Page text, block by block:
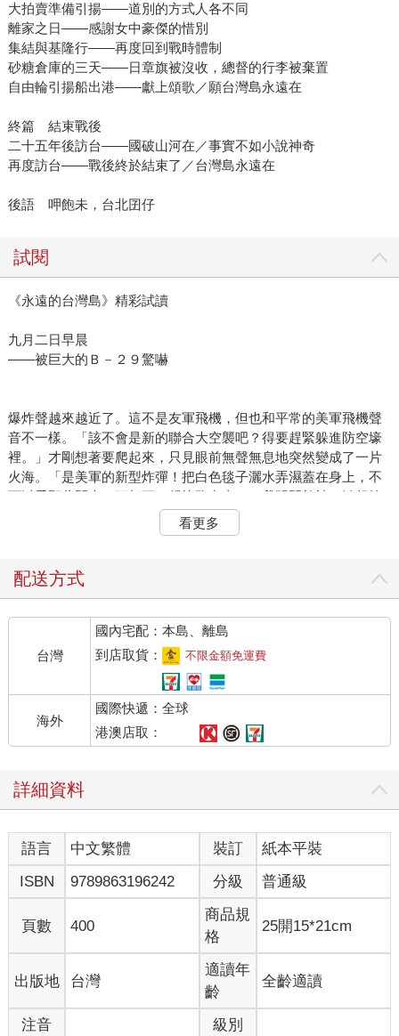
大拍賣準備引揚——道別的方式人各不同
離家之日——感謝女中豪傑的惜別
集結與基隆行——再度回到戰時體制
砂糖倉庫的三天——日章旗被沒收，總督的行李被棄置
自由輪引揚船出港——獻上頌歌／願台灣島永遠在
終篇 結束戰後
二十五年後訪台——國破山河在／事實不如小說神奇
再度訪台——戰後終於結束了／台灣島永遠在
後語 呷飽未，台北囝仔
試閱
《永遠的台灣島》精彩試讀
九月二日早晨
——被巨大的Ｂ－２９驚嚇
爆炸聲越來越近了。這不是友軍飛機，但也和平常的美軍飛機聲
音不一樣。「該不會是新的聯合大空襲吧？得要趕緊躲進防空壕
裡。」才剛想著要爬起來，只見眼前無聲無息地突然變成了一片
火海。「是美軍的新型炸彈！把白色毯子灑水弄濕蓋在身上，不
可以看那些閃光，頭朝下，趕快跑出去！」我踢開棉被、掀起蚊
帳，卻看見滿室燦爛的夏日陽光。
我究竟身在何處？這是哪裡？新型炸彈並沒有落下來。看得見庭
了圍牆和院子裡的樹。
這個家被徵召投入戰爭。在山裡待了好久，逐漸被戰爭逼到無路
可走，大勢已去，覺悟要從容就死了，突然間，戰爭結束了。
就好像在大海裡漂流到筋疲力竭，已經放棄掙扎決定淪為波臣，
卻發現其實身在淺灘，腳可以踩到底站起來。這次的戰敗總讓人
回想起來很不是滋味。
感覺也像是正要渡過冥河，卻被閻羅王喝令回頭似地。總而言
之，四天之前，我活著回到了這個家裡。當晚吃過飯之後我倒頭
就睡了，而且似乎朦朦朧朧地一直昏睡了四天。然後現在醒過來
深。
在飯廳裡翻閱《台灣新報》，看到報紙上寫著：「今天昭和二十
年（一九四五）九月二日，將舉行簽字儀式，大日本帝國陸海軍
將正式向美英同盟國軍投降。」
什麼啊，我們的軍隊還沒投降嗎？一直以為我們在山裡接到敗戰
訊息，接著要求繼續抗戰，最後終於停戰投降了，原來塵世間還
又傳來了轟轟然的噪音。母親在門外和隔壁的太太聊天。
「美國的飛機從剛才就開始往監獄方向低飛，好像還空投東西下
原來如此。美軍誤以為東門町❶前面的台北刑務所❷是戰俘收容
所，空投救援物資下來。美軍俘虜明明在圓山的收容所裡，原來
美軍的資訊也有不對的時候。我想到「說不定有救援物資從天而
看更多
配送方式
台灣
國內宅配：本島、離島
到店取貨：
不限金額免運費
海外
國際快遞：全球
港澳店取：
詳細資料
語言 中文繁體 裝訂
紙本平裝
ISBN
9789863196242 分級 普通級
頁數 400
商品規
格
25開15*21cm
出版地 台灣
適讀年
齡
全齡適讀
注音 級別